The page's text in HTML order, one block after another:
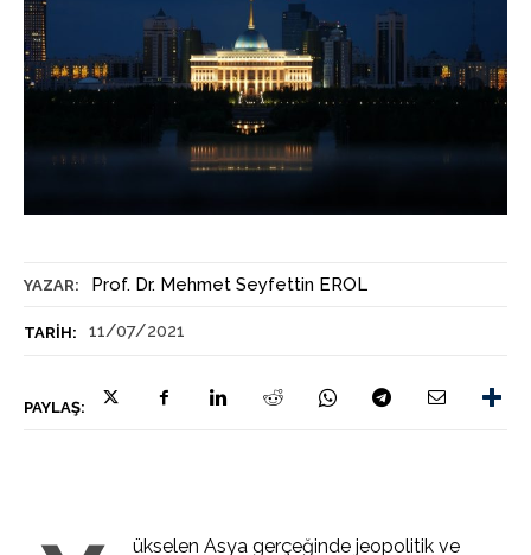
YAZAR: Prof. Dr. Mehmet Seyfettin EROL
TARIH: 11/07/2021
PAYLAŞ:
ükselen Asya gerçeğinde jeopolitik ve